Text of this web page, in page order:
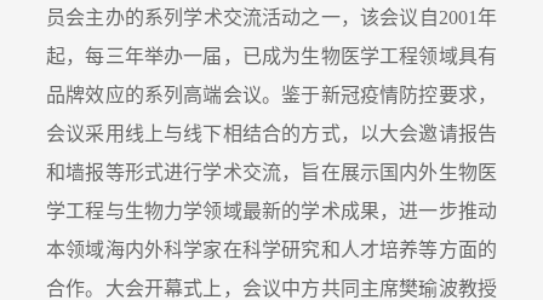
员会主办的系列学术交流活动之一，该会议自2001年
起，每三年举办一届，已成为生物医学工程领域具有
品牌效应的系列高端会议。鉴于新冠疫情防控要求，
会议采用线上与线下相结合的方式，以大会邀请报告
和墙报等形式进行学术交流，旨在展示国内外生物医
学工程与生物力学领域最新的学术成果，进一步推动
本领域海内外科学家在科学研究和人才培养等方面的
合作。大会开幕式上，会议中方共同主席樊瑜波教授